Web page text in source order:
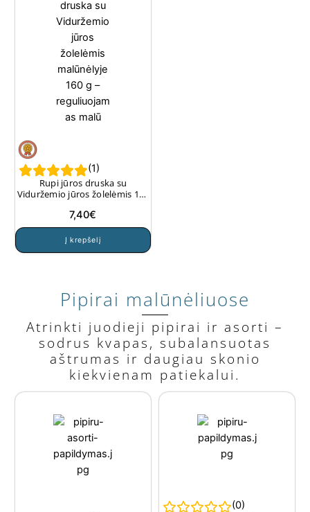
(1)
Rupi jūros druska su
Viduržemio jūros žolelėmis 160
7,40€
Į krepšelį
Pipirai malūnėliuose
Atrinkti juodieji pipirai ir asorti –
sodrus kvapas, subalansuotas
aštrumas ir daugiau skonio
kiekvienam patiekalui.
(0)